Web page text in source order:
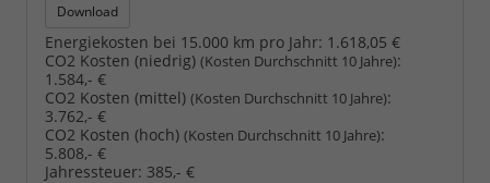
Download
Energiekosten bei 15.000 km pro Jahr: 1.618,05 €
CO2 Kosten (niedrig) (Kosten Durchschnitt 10 Jahre):
1.584,- €
CO2 Kosten (mittel) (Kosten Durchschnitt 10 Jahre):
3.762,- €
CO2 Kosten (hoch) (Kosten Durchschnitt 10 Jahre):
5.808,- €
Jahressteuer: 385,- €